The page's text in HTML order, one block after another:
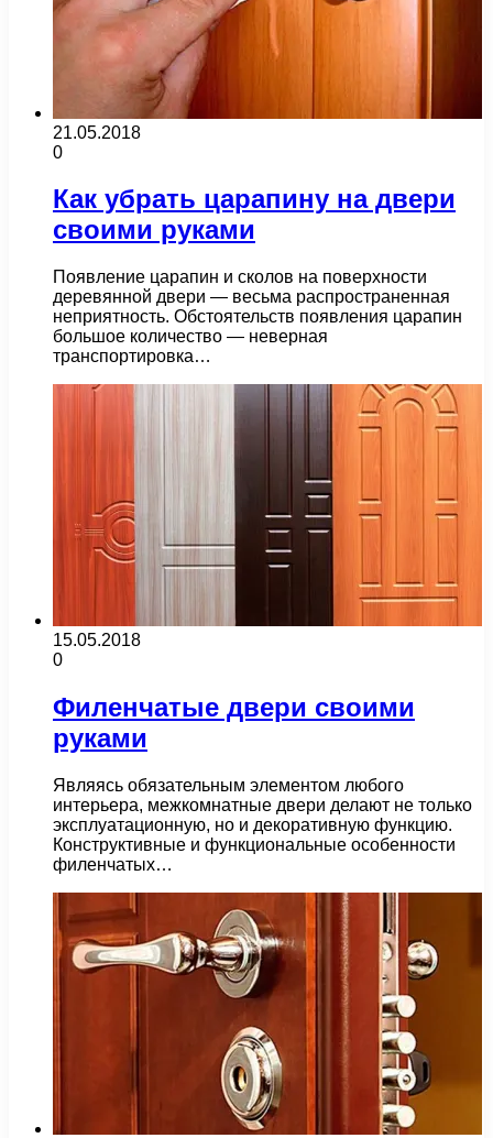
21.05.2018
0
Как убрать царапину на двери
своими руками
Появление царапин и сколов на поверхности
деревянной двери — весьма распространенная
неприятность. Обстоятельств появления царапин
большое количество — неверная
транспортировка…
15.05.2018
0
Филенчатые двери своими
руками
Являясь обязательным элементом любого
интерьера, межкомнатные двери делают не только
эксплуатационную, но и декоративную функцию.
Конструктивные и функциональные особенности
филенчатых…